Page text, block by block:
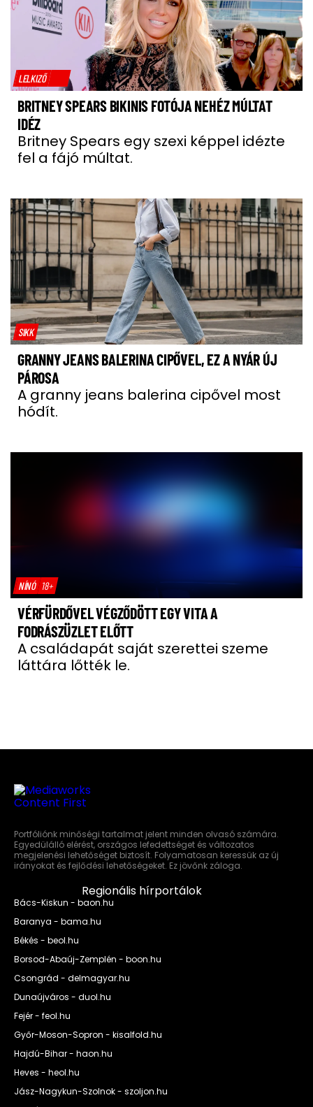
LELKIZŐ
BRITNEY SPEARS BIKINIS FOTÓJA NEHÉZ MÚLTAT
IDÉZ
Britney Spears egy szexi képpel idézte
fel a fájó múltat.
SIKK
GRANNY JEANS BALERINA CIPŐVEL, EZ A NYÁR ÚJ
PÁROSA
A granny jeans balerina cipővel most
hódít.
NÍNÓ 18+
VÉRFÜRDŐVEL VÉGZŐDÖTT EGY VITA A
FODRÁSZÜZLET ELŐTT
A családapát saját szerettei szeme
láttára lőtték le.
Portfóliónk minőségi tartalmat jelent minden olvasó számára.
Egyedülálló elérést, országos lefedettséget és változatos
megjelenési lehetőséget biztosít. Folyamatosan keressük az új
irányokat és fejlődési lehetőségeket. Ez jövőnk záloga.
Regionális hírportálok
Bács-Kiskun - baon.hu
Baranya - bama.hu
Békés - beol.hu
Borsod-Abaúj-Zemplén - boon.hu
Csongrád - delmagyar.hu
Dunaújváros - duol.hu
Fejér - feol.hu
Győr-Moson-Sopron - kisalfold.hu
Hajdú-Bihar - haon.hu
Heves - heol.hu
Jász-Nagykun-Szolnok - szoljon.hu